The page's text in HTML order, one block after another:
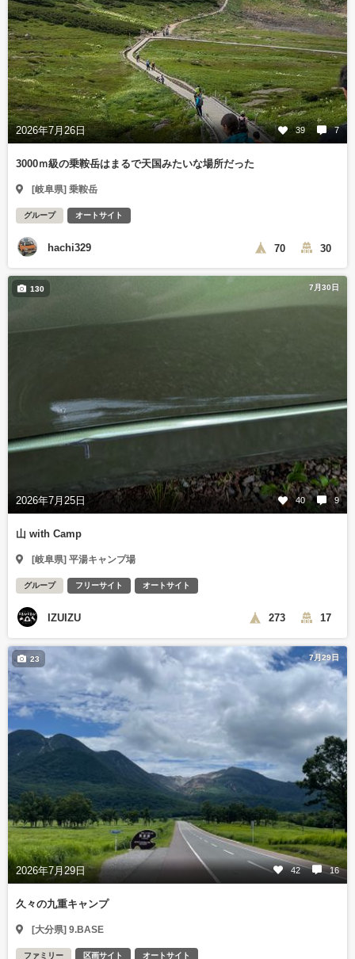
2026年7月26日 39 7
3000ｍ級の乗鞍岳はまるで天国みたいな場所だった
[岐阜県] 乗鞍岳
グループ オートサイト
hachi329 70 30
7月30日
2026年7月25日 40 9
130
山 with Camp
[岐阜県] 平湯キャンプ場
グループ フリーサイト オートサイト
IZUIZU 273 17
7月29日
2026年7月29日 42 16
23
久々の九重キャンプ
[大分県] 9.BASE
ファミリー 区画サイト オートサイト